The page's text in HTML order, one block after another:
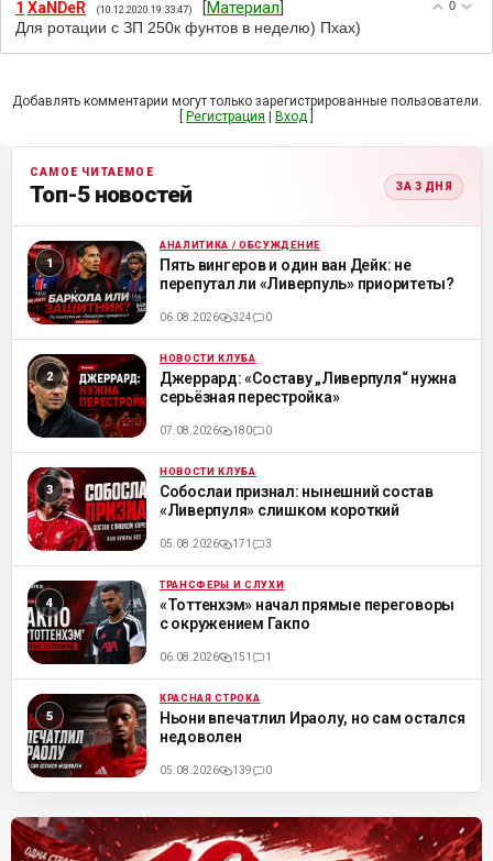
0
1 XaNDeR (10.12.2020 19:33:47) [Материал
Для ротации с ЗП 250к фунтов в неделю) Пхах)
Добавлять комментарии могут только зарегистрированные пользователи.
Регистрация Вход
САМОЕ ЧИТАЕМОЕ
Топ-5 новостей ЗА 3 ДНЯ
ML АНАЛИТИКА / ОБСУЖДЕНИЕ
Пять вингеров и один ван Дейк: не
перепутал ли «Ливерпуль» приоритеты?
06.08.2026 324 0
ML НОВОСТИ КЛУБА
Джеррард: «Составу „Ливерпуля“ нужна
серьёзная перестройка»
07.08.2026 180 0
ML НОВОСТИ КЛУБА
Собослаи признал: нынешний состав
«Ливерпуля» слишком короткий
05.08.2026 171 3
ML ТРАНСФЕРЫ И СЛУХИ
«Тоттенхэм» начал прямые переговоры
с окружением Гакпо
06.08.2026 151 1
ML КРАСНАЯ СТРОКА
Ньони впечатлил Ираолу, но сам остался
недоволен
05.08.2026 139 0